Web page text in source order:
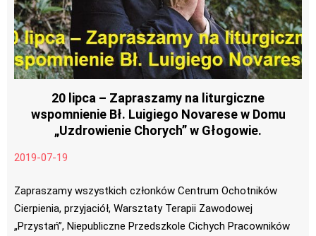
20 lipca – Zapraszamy na liturgiczne
wspomnienie Bł. Luigiego Novarese w Domu
„Uzdrowienie Chorych” w Głogowie.
2019-07-19
Zapraszamy wszystkich członków Centrum Ochotników
Cierpienia, przyjaciół, Warsztaty Terapii Zawodowej
„Przystań”, Niepubliczne Przedszkole Cichych Pracowników